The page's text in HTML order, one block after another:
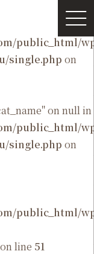
public_html/
single.php on
on null in
public_html/
single.php on
public_html/
on line 51